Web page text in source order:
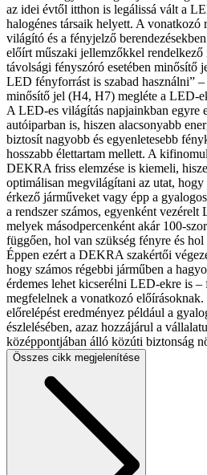
az idei évtől itthon is legálissá vált a
halogénes társaik helyett. A vonatkozó
világító és a fényjelző
előírt műszaki jellemzőkkel rendelkező
távolsági fényszóró esetében minősítő
LED fényforrást is szabad használni”
minősítő jel (H4, H7) megléte a LED-
A LED-es világítás napjainkban egyre
autóiparban is, hiszen alacsonyabb
biztosít nagyobb és egyenletesebb
hosszabb élettartam mellett. A
DEKRA friss elemzése is kiemeli,
optimálisan megvilágítani az utat,
érkező járműveket vagy épp a
a rendszer számos, egyenként
melyek másodpercenként akár 100-
függően, hol van szükség fényre és hol
Éppen ezért a DEKRA szakértői
hogy számos régebbi járműben a
érdemes lehet kicserélni LED-ekre is –
megfelelnek a vonatkozó
előrelépést eredményez például a
észlelésében, azaz hozzájárul a
középpontjában álló közúti biztonság
Összes cikk megjelenítése